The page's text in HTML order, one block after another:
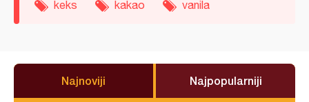
keks kakao vanila
Najnoviji Najpopularniji